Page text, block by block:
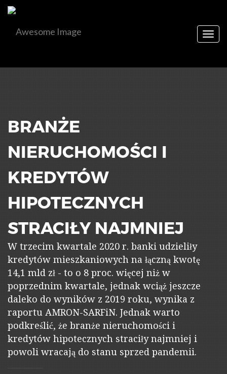
BRANŻE
NIERUCHOMOŚCI I
KREDYTÓW
HIPOTECZNYCH
STRACIŁY NAJMNIEJ
W trzecim kwartale 2020 r. banki udzieliły
kredytów mieszkaniowych na łączną kwotę
14,1 mld zł - to o 8 proc. więcej niż w
poprzednim kwartale, jednak wciąż jeszcze
daleko do wyników z 2019 roku, wynika z
raportu AMRON-SARFiN. Jednak warto
podkreślić, że branże nieruchomości i
kredytów hipotecznych straciły najmniej i
powoli wracają do stanu sprzed pandemii.